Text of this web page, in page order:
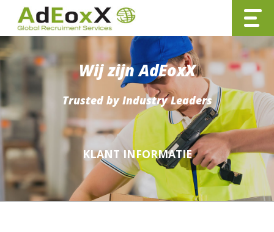
Wij zijn AdEoxX
Trusted by Industry Leaders
KLANT INFORMATIE